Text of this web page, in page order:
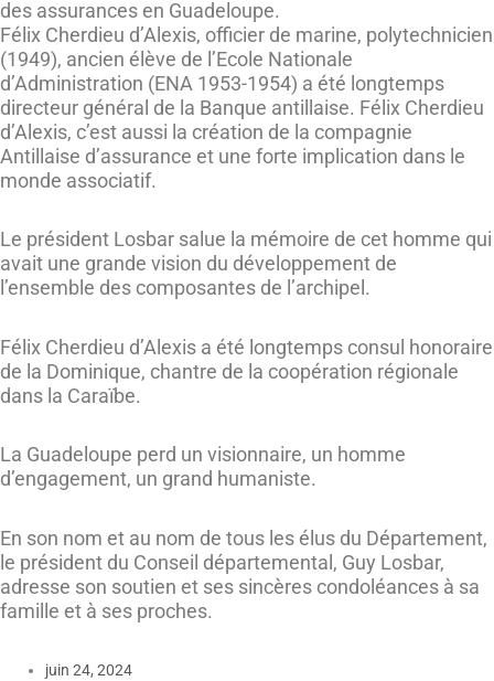
des assurances en Guadeloupe.
Félix Cherdieu d’Alexis, officier de marine, polytechnicien
(1949), ancien élève de l’Ecole Nationale
d’Administration (ENA 1953-1954) a été longtemps
directeur général de la Banque antillaise. Félix Cherdieu
d’Alexis, c’est aussi la création de la compagnie
Antillaise d’assurance et une forte implication dans le
monde associatif.
Le président Losbar salue la mémoire de cet homme qui
avait une grande vision du développement de
l’ensemble des composantes de l’archipel.
Félix Cherdieu d’Alexis a été longtemps consul honoraire
de la Dominique, chantre de la coopération régionale
dans la Caraïbe.
La Guadeloupe perd un visionnaire, un homme
d’engagement, un grand humaniste.
En son nom et au nom de tous les élus du Département,
le président du Conseil départemental, Guy Losbar,
adresse son soutien et ses sincères condoléances à sa
famille et à ses proches.
juin 24, 2024